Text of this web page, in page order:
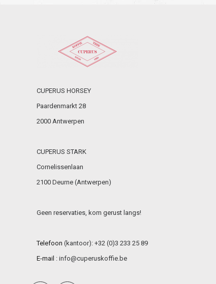
CUPERUS HORSEY
Paardenmarkt 28
2000 Antwerpen
CUPERUS STARK
Cornelissenlaan
2100 Deurne (Antwerpen)
Geen reservaties, kom gerust langs!
Telefoon (kantoor): +32 (0)3 233 25 89
E-mail : info@cuperuskoffie.be